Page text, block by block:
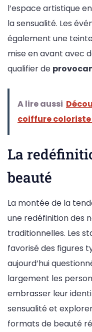
l’espace artistique
la sensualité. Les
également une
mise en avant avec
qualifier de
A lire aussi
coiffure coloriste
La
beauté
La montée de la
une redéfinition des
traditionnelles. Les
favorisé des figures
aujourd’hui
largement les
embrasser leur
sensualité et
formats de beauté